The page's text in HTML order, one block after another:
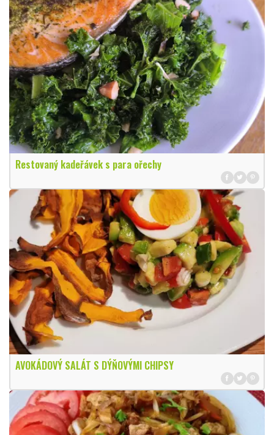
Restovaný kadeřávek s para ořechy
AVOKÁDOVÝ SALÁT S DÝŇOVÝMI CHIPSY